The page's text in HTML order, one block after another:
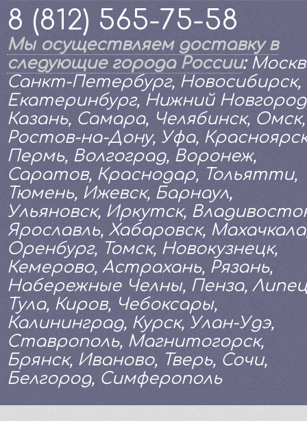
8 (812) 565-75-58
Мы осуществляем доставку в
следующие города России:
Санкт-Петербург, Новосибирск,
Екатеринбург, Нижний
Казань, Самара, Челябинск, Омск,
Ростов-на-Дону, Уфа,
Пермь, Волгоград, Воронеж,
Саратов, Краснодар, Тольятти,
Тюмень, Ижевск, Барнаул,
Ульяновск, Иркутск,
Ярославль, Хабаровск,
Оренбург, Томск, Новокузнецк,
Кемерово, Астрахань, Рязань,
Набережные Челны, Пенза,
Тула, Киров, Чебоксары,
Калининград, Курск, Улан-Удэ,
Ставрополь, Магнитогорск,
Брянск, Иваново, Тверь, Сочи,
Белгород, Симферополь